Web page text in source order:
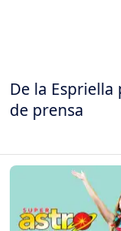
De la
de prensa